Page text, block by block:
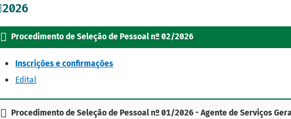
2026
Procedimento de Seleção de Pessoal nº 02/2026
Inscrições e confirmações
Edital
Procedimento de Seleção de Pessoal nº 01/2026 - Agente de Serviços